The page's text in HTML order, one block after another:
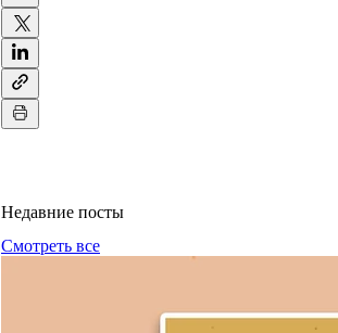
Недавние посты
Смотреть все